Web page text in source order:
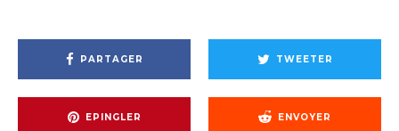
PARTAGER TWEETER
EPINGLER ENVOYER